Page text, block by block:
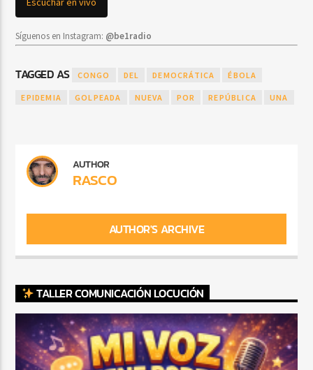
Síguenos en Instagram: @be1radio
TAGGED AS CONGO DEL DEMOCRÁTICA ÉBOLA
EPIDEMIA GOLPEADA NUEVA POR REPÚBLICA UNA
AUTHOR
RASCO
AUTHOR'S ARCHIVE
TALLER COMUNICACIÓN LOCUCIÓN